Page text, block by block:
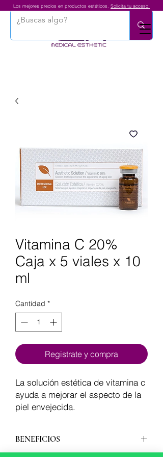
Los mejores precios en productos estéticos. Solicita tu acceso.
Vitamina C 20%
Caja x 5 viales x 10
ml
Cantidad *
Registrate y compra
La solución estética de vitamina c
ayuda a mejorar el aspecto de la
piel envejecida.
BENEFICIOS